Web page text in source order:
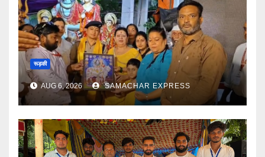
रूड़की
AUG 6, 2026 SAMACHAR EXPRESS